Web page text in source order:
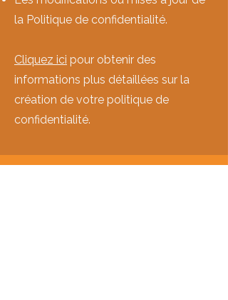
la Politique de confidentialité.
Cliquez ici pour obtenir des
informations plus détaillées sur la
création de votre politique de
confidentialité.